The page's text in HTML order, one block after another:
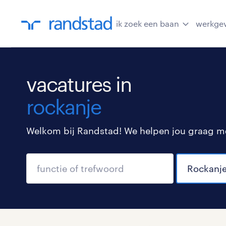
ik zoek een baan
vacatures in
rockanje
Welkom bij Randstad! We helpen jou graag